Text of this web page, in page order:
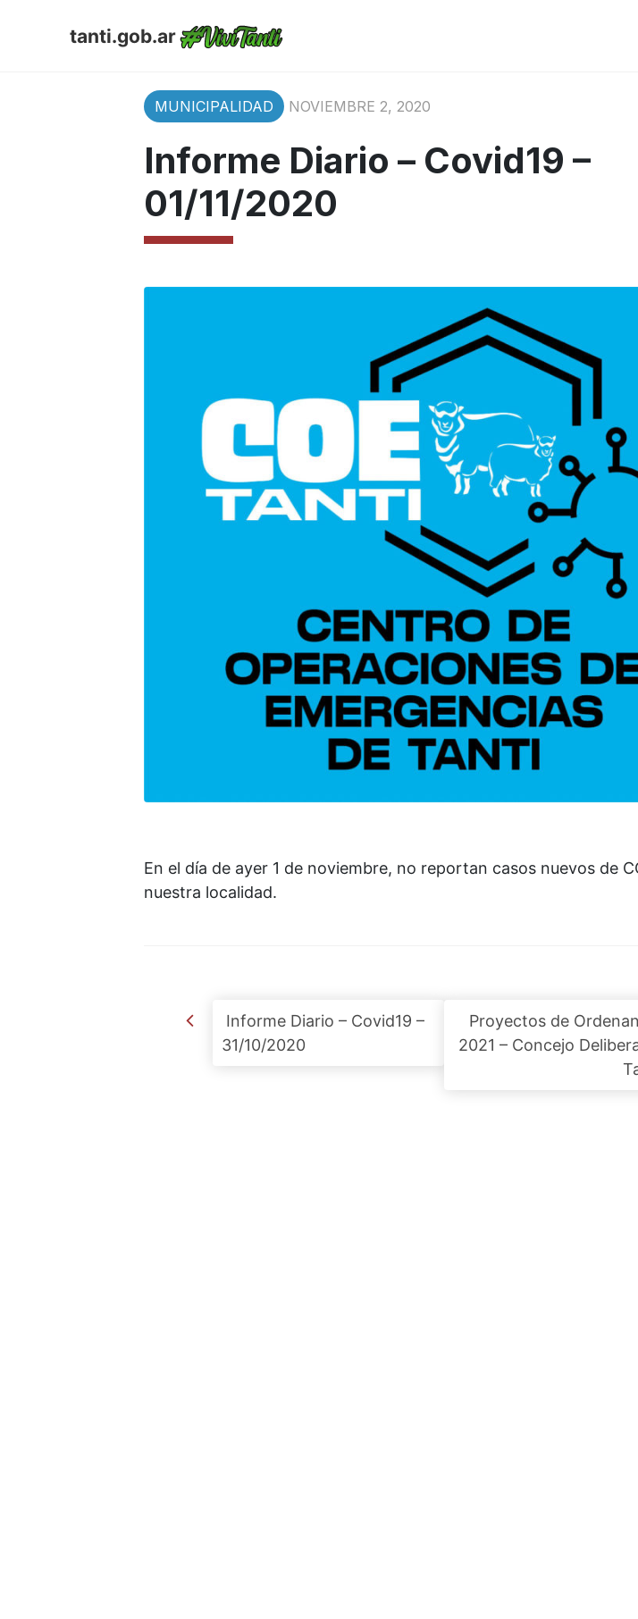
tanti.gob.ar
MUNICIPALIDAD NOVIEMBRE 2, 2020
Informe Diario – Covid19 –
01/11/2020
En el día de ayer 1 de noviembre, no reportan casos nuevos de
nuestra localidad.
Post navigation
Informe Diario – Covid19 –
31/10/2020
Proyectos de
2021 – Concejo